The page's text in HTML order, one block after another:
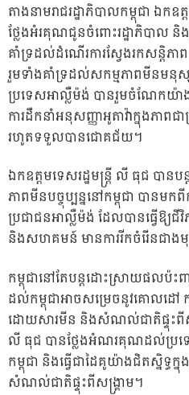
តាងនាមរាជរដ្ឋាភិបាលកម្ពុជា ឯកឧ
ថ្លែងអំរគុណជូនចំពោះរដ្ឋាភិបាល
គាំទ្រដល់ដំណើរការស្វែងរកសន្តិភា
រួមទាំងគាំទ្រដល់សកម្មភាពមីនមនុស្
ប្រទេសអាល្លឺម៉ង់ បានរួមចំណែកយ៉ា
ការដឹកនាំអនុសញ្ញាអូតាវ៉ាក្នុងភាពជ
រហូតទទួលបានជោគជ័យ។
ឯកឧត្តមទេសរដ្ឋមន្រ្តី លី ធុជ បានប
ភាពមីនបច្ចុប្បន្ននៅកម្ពុជា បានមក
ប្រជាជនអាល្លឺម៉ង់ ដែលបានធ្វើឱ្យ
និងសហគមន៍ មានការរីកចំរើនជាង
កម្ពុជានៅតែបន្តដោះស្រាយផល
ដល់កម្ពុជាអាចសម្រេចនូវគោលដៅ
ដោយសារមីន និងសំណល់ជាតិផ្ទុះពីស
លី ធុជ បានថ្លែងអំណរគុណដល់ប្រទ
កម្ពុជា និងធ្វើជាដៃគូយ៉ាងជិតស្និទ្ធ
សំណល់ជាតិផ្ទុះពីសង្រ្គាម។